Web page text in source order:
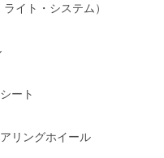
イト・システム）
ート
リングホイール